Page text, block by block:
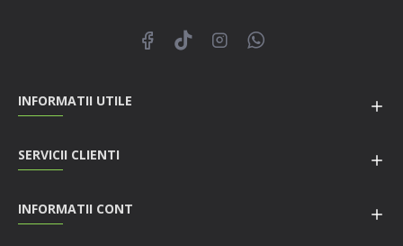
INFORMATII UTILE
SERVICII CLIENTI
INFORMATII CONT